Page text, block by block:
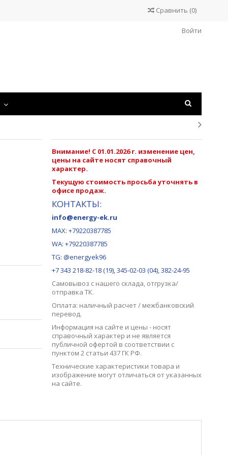
Сравнить (0)
Войти
Внимание! С 01.01.2026 г. изменение цен,
цены на сайте носят справочный
характер.
Текущую стоимость просьба уточнять в
офисе продаж.
КОНТАКТЫ:
info@energy-ek.ru
MAX: +79220387785
WA: +79220387785
TG: @energyek96
+7 343 218-82-18 (19), 345-02-03 (04), 382-24-95
Самовывоз с нашего склада, отгрузка/
отправка ТК.
Оплата: наличный расчет / межбанковский
перевод.
Информация на сайте и цены - носят
справочный характер и не является
публичной офертой в соответствии с
пунктом 2 статьи 437 ГК РФ.
Технические характеристики товара и
изображение могут отличаться от указанных
на сайте.